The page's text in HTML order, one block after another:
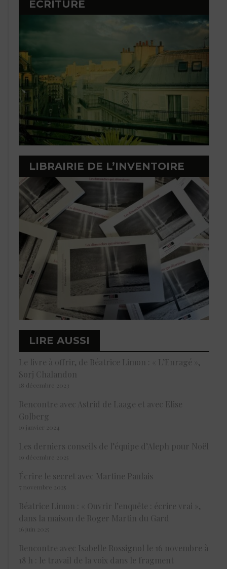
ÉCRITURE
LIBRAIRIE DE L’INVENTOIRE
LIRE AUSSI
Le livre à offrir, de Béatrice Limon : « L’Enragé »,
Sorj Chalandon
18 décembre 2023
Rencontre avec Astrid de Laage et avec Elise
Golberg
19 janvier 2024
Les derniers conseils de l’équipe d’Aleph pour Noël
19 décembre 2025
Écrire le secret avec Martine Paulais
7 novembre 2025
Béatrice Limon : « Ouvrir l’enquête : écrire vrai »,
dans la maison de Roger Martin du Gard
16 juin 2025
Rencontre avec Isabelle Rossignol le 16 novembre à
18 h : le travail de la voix dans le fragment